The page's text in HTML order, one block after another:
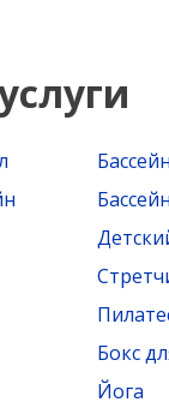
Бокс
Йога